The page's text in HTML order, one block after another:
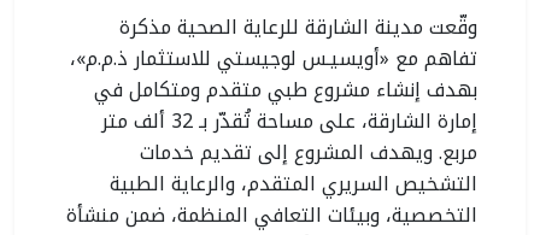
وقّعت مدينة الشارقة للرعاية الصحية مذكرة
تفاهم مع «أويسيـس لوجيستي للاستثمار ذ.م.م»،
بهدف إنشاء مشروع طبي متقدم ومتكامل في
إمارة الشارقة، على مساحة تُقدّر بـ 32 ألف متر
مربع. ويهدف المشروع إلى تقديم خدمات
التشخيص السريري المتقدم، والرعاية الطبية
التخصصية، وبيئات التعافي المنظمة، ضمن منشأة